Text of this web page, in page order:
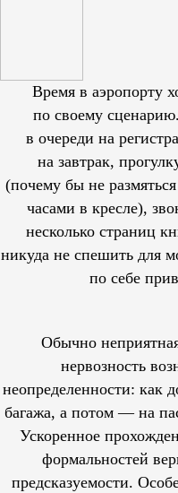
Время в аэропорту
по своему
в очереди на
на завтрак,
(почему бы не
часами в кресле),
несколько страниц
никуда не спешить для
по себе
Обычно
нервозность
неопределенности: как
багажа, а потом — на
Ускоренное
формальностей
предсказуемости.